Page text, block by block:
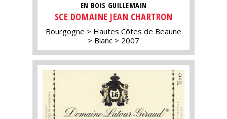
EN BOIS GUILLEMAIN
SCE DOMAINE JEAN CHARTRON
Bourgogne
Hautes Côtes de Beaune
Blanc
2007